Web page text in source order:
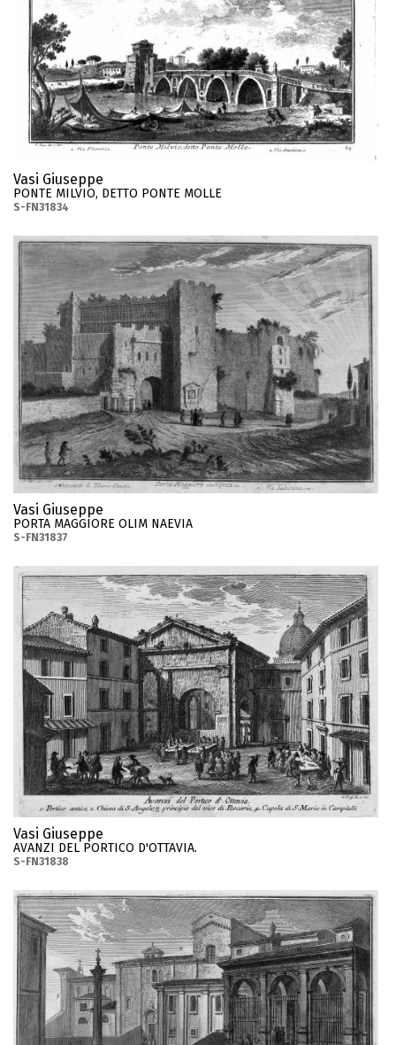
Vasi Giuseppe
PONTE MILVIO, DETTO PONTE MOLLE
S-FN31834
Vasi Giuseppe
PORTA MAGGIORE OLIM NAEVIA
S-FN31837
Vasi Giuseppe
AVANZI DEL PORTICO D'OTTAVIA.
S-FN31838